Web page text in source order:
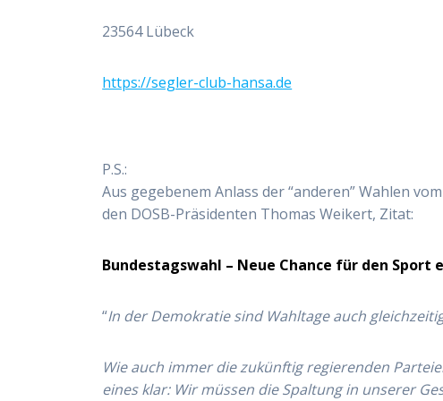
23564 Lübeck
https://segler-club-hansa.de
P.S.:
Aus gegebenem Anlass der “anderen” Wahlen
den DOSB-Präsidenten Thomas Weikert, Zitat:
Bundestagswahl – Neue Chance für den
“In der Demokratie sind Wahltage auch
Wie auch immer die zukünftig regierenden
eines klar: Wir müssen die Spaltung in unserer